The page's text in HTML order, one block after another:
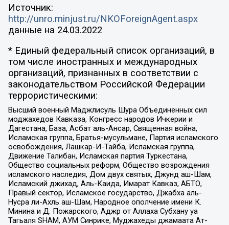
Источник:
http://unro.minjust.ru/NKOForeignAgent.aspx
данные на 24.03.2022
* Единый федеральный список организаций, в
том числе иностранных и международных
организаций, признанных в соответствии с
законодательством Российской Федерации
террористическими:
Высший военный Маджлисуль Шура Объединенных сил
моджахедов Кавказа, Конгресс народов Ичкерии и
Дагестана, База, Асбат аль-Ансар, Священная война,
Исламская группа, Братья-мусульмане, Партия исламского
освобождения, Лашкар-И-Тайба, Исламская группа,
Движение Талибан, Исламская партия Туркестана,
Общество социальных реформ, Общество возрождения
исламского наследия, Дом двух святых, Джунд аш-Шам,
Исламский джихад, Аль-Каида, Имарат Кавказ, АБТО,
Правый сектор, Исламское государство, Джабха аль-
Нусра ли-Ахль аш-Шам, Народное ополчение имени К.
Минина и Д. Пожарского, Аджр от Аллаха Субхану уа
Тагьаля SHAM, АУМ Синрике, Муджахеды джамаата Ат-